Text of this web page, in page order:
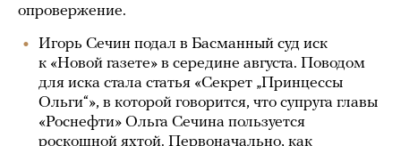
опровержение.
Игорь Сечин подал в Басманный суд иск
к «Новой газете» в середине августа. Поводом
для иска стала статья «Секрет „Принцессы
Ольги“», в которой говорится, что супруга главы
«Роснефти» Ольга Сечина пользуется
роскошной яхтой. Первоначально, как